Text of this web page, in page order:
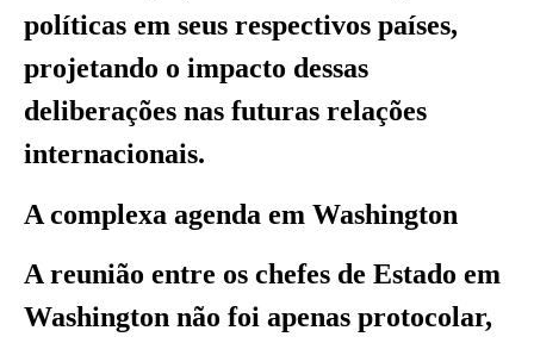
políticas em seus respectivos países,
projetando o impacto dessas
deliberações nas futuras relações
internacionais.
A complexa agenda em Washington
A reunião entre os chefes de Estado em
Washington não foi apenas protocolar,